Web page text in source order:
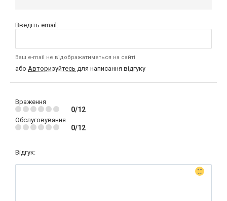
Введіть email:
Ваш e-mail не відображатиметься на сайті
або Авторизуйтесь для написання відгуку
Враження
0/12
Обслуговування
0/12
Відгук: